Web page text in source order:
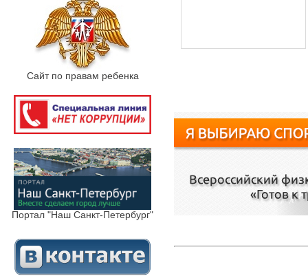
Сайт по правам ребенка
Портал "Наш Санкт-Петербург"